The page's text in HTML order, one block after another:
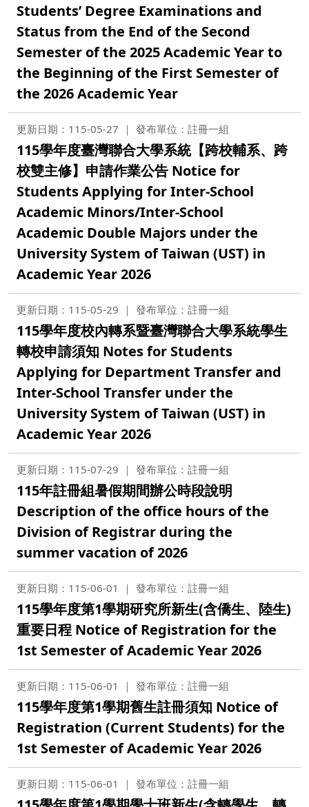
Students’ Degree Examinations and
Status from the End of the Second
Semester of the 2025 Academic Year to
the Beginning of the First Semester of
the 2026 Academic Year
更新日期：115-05-27 發布單位：註冊一組
115學年度臺灣聯合大學系統【跨校輔系、跨
校雙主修】申請作業公告 Notice for
Students Applying for Inter-School
Academic Minors/Inter-School
Academic Double Majors under the
University System of Taiwan (UST) in
Academic Year 2026
更新日期：115-05-29 發布單位：註冊一組
115學年度校內轉系暨臺灣聯合大學系統學生
轉校申請須知 Notes for Students
Applying for Department Transfer and
Inter-School Transfer under the
University System of Taiwan (UST) in
Academic Year 2026
更新日期：115-07-29 發布單位：註冊一組
115年註冊組暑假期間辦公時段說明
Description of the office hours of the
Division of Registrar during the
summer vacation of 2026
更新日期：115-06-01 發布單位：註冊一組
115學年度第1學期研究所新生(含僑生、陸生)
重要日程 Notice of Registration for the
1st Semester of Academic Year 2026
更新日期：115-06-01 發布單位：註冊一組
115學年度第1學期舊生註冊須知 Notice of
Registration (Current Students) for the
1st Semester of Academic Year 2026
更新日期：115-06-01 發布單位：註冊一組